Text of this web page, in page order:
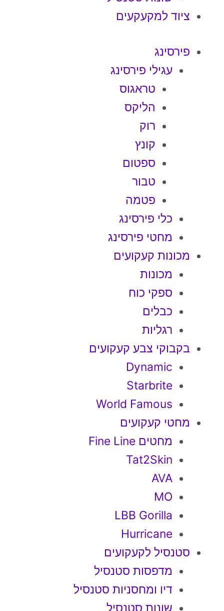
ציוד למקעקעים
פירסינג
עגילי פירסינג
טראגוס
הליקס
רוק
קונץ
ספטום
טבור
פטמה
כלי פירסינג
מחטי פירסינג
מכונות קעקועים
מכונות
ספקי כוח
כבלים
רגליות
בקבוקי צבע קעקועים
Dynamic
Starbrite
World Famous
מחטי קעקועים
מחטים Fine Line
Tat2Skin
AVA
MO
LBB Gorilla
Hurricane
סטנסיל לקעקועים
מדפסות סטנסיל
דיו ומחסניות סטנסיל
שונות סטנסיל